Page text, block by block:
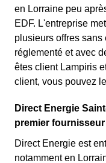
en Lorraine peu
EDF. L'entreprise
plusieurs offres
réglementé et avec
êtes client Lampiris
client, vous pouvez
Direct Energie
premier
Direct Energie est
notamment en